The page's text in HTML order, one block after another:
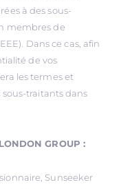
à des sous-
membres de
Dans ce cas, afin
de vos
les termes et
traitants dans
GROUP :
Sunseeker